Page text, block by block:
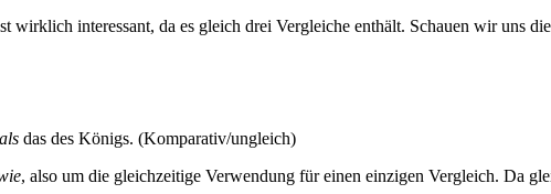
wirklich interessant, da es gleich drei Vergleiche enthält. Schauen wir uns
als das des Königs. (Komparativ/ungleich)
, also um die gleichzeitige Verwendung für einen einzigen Vergleich. Da